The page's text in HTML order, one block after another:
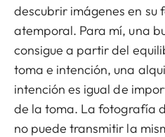
descubrir imágenes en su
atemporal. Para mí, una
consigue a partir del
toma e intención, una
intención es igual de
de la toma. La fotografía
no puede transmitir la